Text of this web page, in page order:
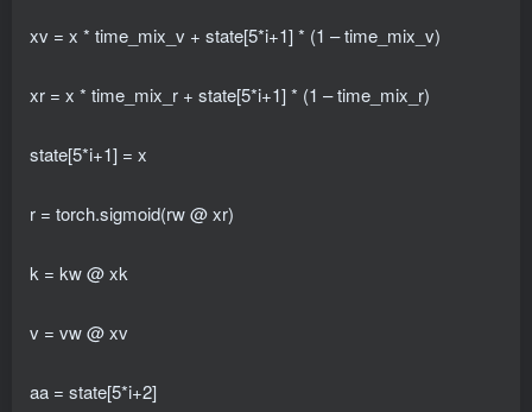
xv = x * time_mix_v + state[5*i+1] * (1 – time_mix_v)
xr = x * time_mix_r + state[5*i+1] * (1 – time_mix_r)
state[5*i+1] = x
r = torch.sigmoid(rw @ xr)
k = kw @ xk
v = vw @ xv
aa = state[5*i+2]